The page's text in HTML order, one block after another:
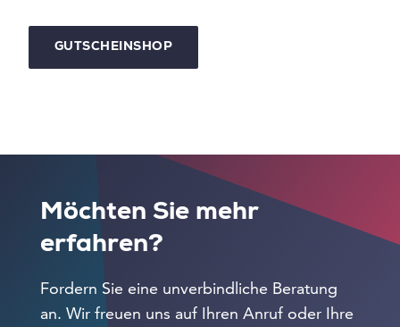
GUTSCHEINSHOP
Möchten Sie mehr
erfahren?
Fordern Sie eine unverbindliche Beratung
an. Wir freuen uns auf Ihren Anruf oder Ihre